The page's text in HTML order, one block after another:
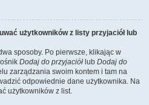
użytkowników z listy przyjaciół lub
sposoby. Po pierwsze, klikając w
Dodaj do przyjaciół lub Dodaj do
zarządzania swoim kontem i tam na
odpowiednie dane użytkownika. Na
użytkowników z list.